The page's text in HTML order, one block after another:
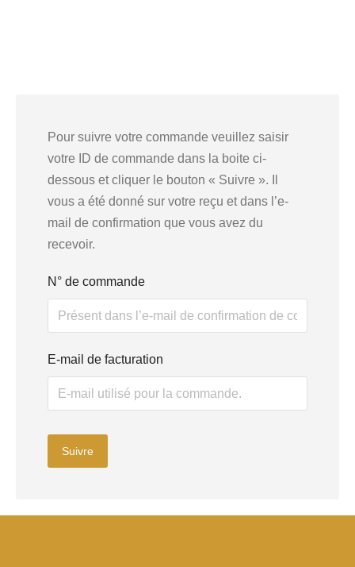
Pour suivre votre commande veuillez saisir
votre ID de commande dans la boite ci-
dessous et cliquer le bouton « Suivre ». Il
vous a été donné sur votre reçu et dans l’e-
mail de confirmation que vous avez du
recevoir.
N° de commande
E-mail de facturation
Suivre